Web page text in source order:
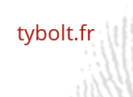
tybolt.fr